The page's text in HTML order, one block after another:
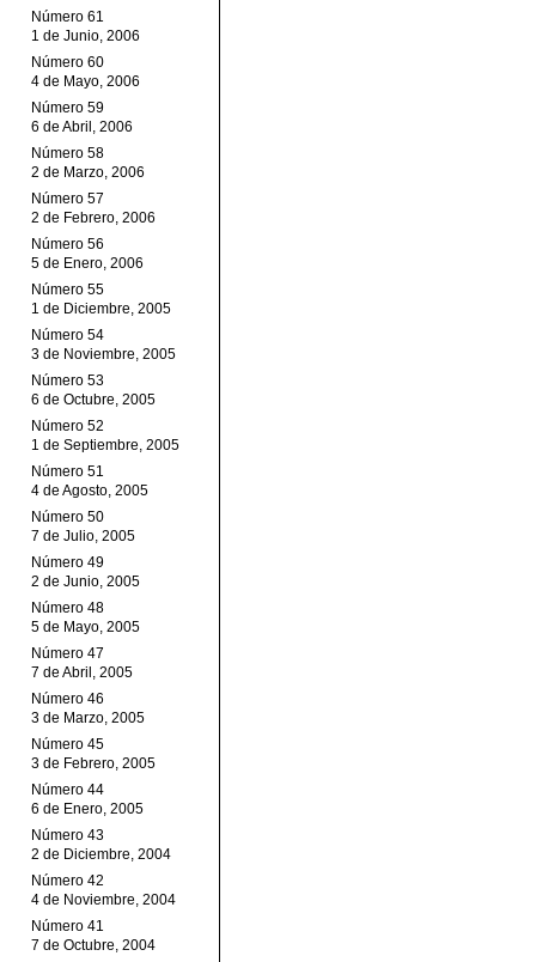
Número 61
1 de Junio, 2006
Número 60
4 de Mayo, 2006
Número 59
6 de Abril, 2006
Número 58
2 de Marzo, 2006
Número 57
2 de Febrero, 2006
Número 56
5 de Enero, 2006
Número 55
1 de Diciembre, 2005
Número 54
3 de Noviembre, 2005
Número 53
6 de Octubre, 2005
Número 52
1 de Septiembre, 2005
Número 51
4 de Agosto, 2005
Número 50
7 de Julio, 2005
Número 49
2 de Junio, 2005
Número 48
5 de Mayo, 2005
Número 47
7 de Abril, 2005
Número 46
3 de Marzo, 2005
Número 45
3 de Febrero, 2005
Número 44
6 de Enero, 2005
Número 43
2 de Diciembre, 2004
Número 42
4 de Noviembre, 2004
Número 41
7 de Octubre, 2004